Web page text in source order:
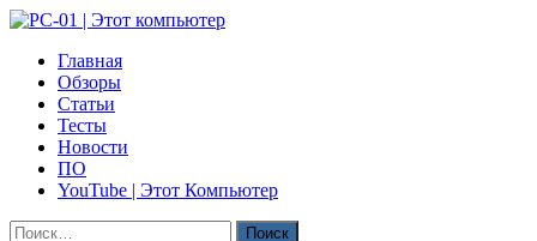
Skip
content
PC-01 | Этот компьютер
Компьютерные новости
Главная
Обзоры
Статьи
Тесты
Новости
ПО
YouTube | Этот Компьютер
Найти: